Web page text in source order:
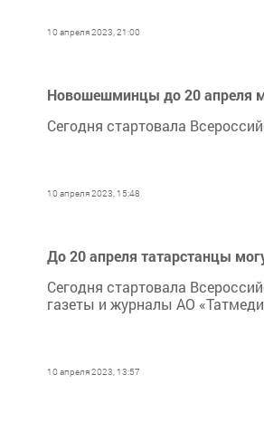
10 апреля 2023, 21:00
Новошешминцы до 20 апреля
Сегодня стартовала
10 апреля 2023, 15:48
До 20 апреля татарстанцы
Сегодня стартовала
газеты и журналы АО
10 апреля 2023, 13:57